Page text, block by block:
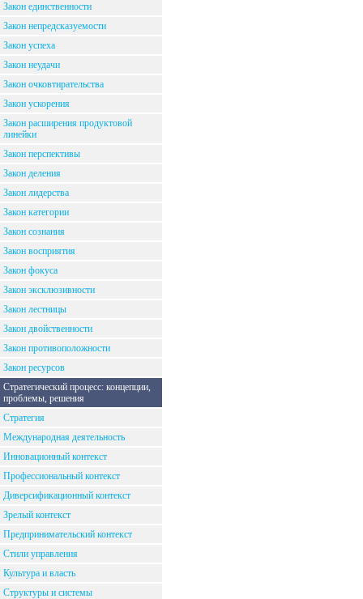
Закон единственности
Закон непредсказуемости
Закон успеха
Закон неудачи
Закон очковтирательства
Закон ускорения
Закон расширения продуктовой
линейки
Закон перспективы
Закон деления
Закон лидерства
Закон категории
Закон сознания
Закон восприятия
Закон фокуса
Закон эксклюзивности
Закон лестницы
Закон двойственности
Закон противоположности
Закон ресурсов
Стратегический процесс: концепции,
проблемы, решения
Стратегия
Международная деятельность
Инновационный контекст
Профессиональный контекст
Диверсификационный контекст
Зрелый контекст
Предпринимательский контекст
Стили управления
Культура и власть
Структуры и системы